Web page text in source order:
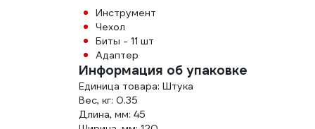
Инструмент
Чехол
Биты - 11 шт
Адаптер
Информация об упаковке
Единица товара: Штука
Вес, кг: 0.35
Длина, мм: 45